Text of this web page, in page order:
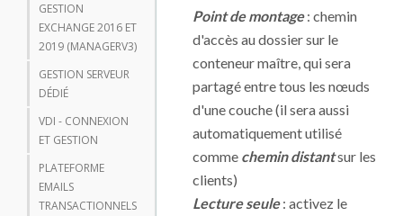
GESTION
EXCHANGE 2016 ET
2019 (MANAGERV3)
GESTION SERVEUR
DÉDIÉ
VDI - CONNEXION
ET GESTION
PLATEFORME
EMAILS
TRANSACTIONNELS
Point de montage: chemin
d'accès au dossier sur le
conteneur maître, qui sera
partagé entre tous les nœuds
d'une couche (il sera aussi
automatiquement utilisé
comme chemin distantsur les
clients)
Lecture seule: activez le